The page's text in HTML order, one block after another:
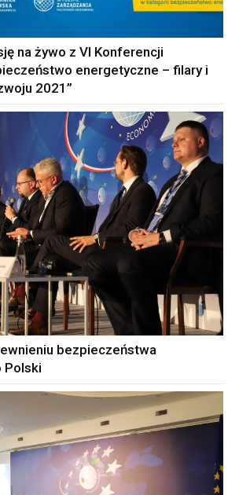
na żywo z VI Konferencji
energetyczne – filary i
2021”
bezpieczeństwa
Polski